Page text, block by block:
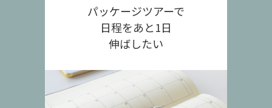
パッケージツアーで
日程をあと1日
伸ばしたい